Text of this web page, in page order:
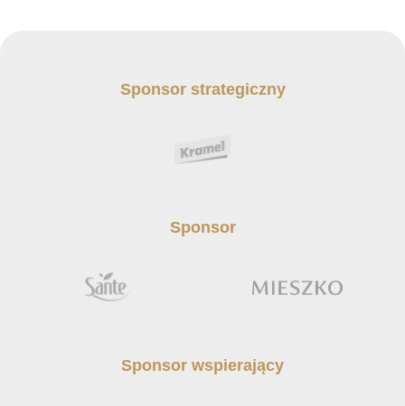
Sponsor strategiczny
Sponsor
Sponsor wspierający